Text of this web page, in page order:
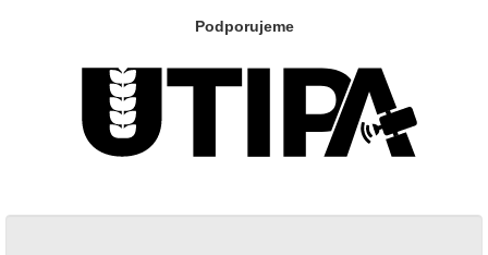
Podporujeme